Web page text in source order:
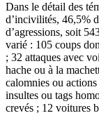
Dans le détail des
d’incivilités, 46,5%
d’agressions, soit
varié : 105 coups
; 32 attaques avec
hache ou à la
calomnies ou actions
insultes ou tags
crevés ; 12 voitures